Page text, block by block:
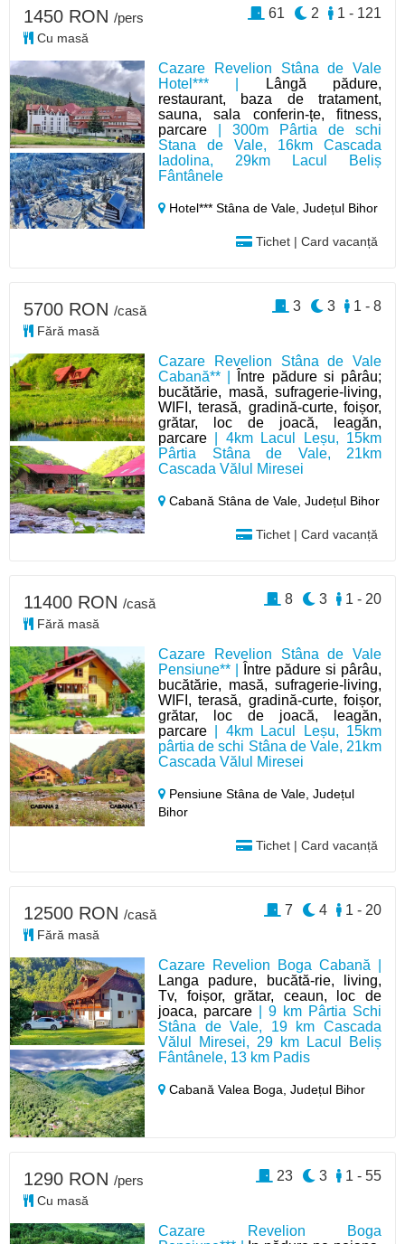
Cazare Revelion Stâna de Vale
Hotel*** |
Lângă pădure,
restaurant, baza de tratament,
sauna, sala conferin-țe, fitness,
parcare | 300m Pârtia de schi
Stana de Vale, 16km Cascada
Iadolina, 29km Lacul Beliș
Fântânele
Hotel*** Stâna de Vale,Județul Bihor
Tichet | Card vacanță
1450 RON /pers
Cu masă
1 - 121
2
61
Cazare Revelion Stâna de Vale
Cabană** |
Între pădure si pârâu;
bucătărie, masă, sufragerie-living,
WIFI, terasă, gradină-curte, foișor,
grătar, loc de joacă, leagăn,
parcare | 4km Lacul Leșu, 15km
Pârtia Stâna de Vale, 21km
Cascada Vălul Miresei
Cabană Stâna de Vale,Județul Bihor
Tichet | Card vacanță
5700 RON /casă
Fără masă
1 - 8
3
3
Cazare Revelion Stâna de Vale
Pensiune** |
Între pădure si pârâu,
bucătărie, masă, sufragerie-living,
WIFI, terasă, gradină-curte, foișor,
grătar, loc de joacă, leagăn,
parcare | 4km Lacul Leșu, 15km
pârtia de schi Stâna de Vale, 21km
Cascada Vălul Miresei
Pensiune Stâna de Vale,Județul
Bihor
Tichet | Card vacanță
11400 RON /casă
Fără masă
1 - 20
3
8
Cazare Revelion Boga Cabană |
Langa padure, bucătă-rie, living,
Tv, foișor, grătar, ceaun, loc de
joaca, parcare | 9 km Pârtia Schi
Stâna de Vale, 19 km Cascada
Vălul Miresei, 29 km Lacul Beliș
Fântânele, 13 km Padis
Cabană Valea Boga,Județul Bihor
12500 RON /casă
Fără masă
1 - 20
4
7
Cazare Revelion Boga
1290 RON /pers
Cu masă
1 - 55
3
23